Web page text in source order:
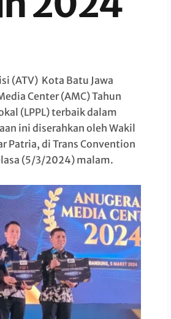
(ATV) Kota Batu Jawa
Center (AMC) Tahun
(LPPL) terbaik dalam
ini diserahkan oleh Wakil
Patria, di Trans Convention
(5/3/2024) malam.